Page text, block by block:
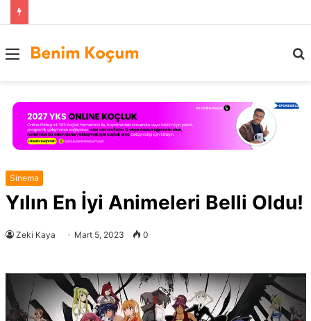
Menü
Sinema
Yılın En İyi Animeleri Belli Oldu!
Zeki Kaya Mart 5, 2023 0